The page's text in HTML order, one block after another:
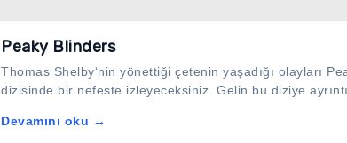
Peaky Blinders
Thomas Shelby‘nin yönettiği çetenin yaşadığı olayları
dizisinde bir nefeste izleyeceksiniz. Gelin bu diziye
Devamını oku →